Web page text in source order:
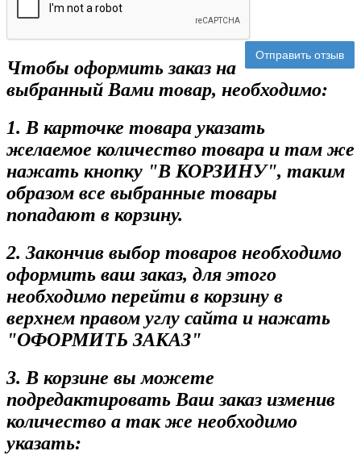
Отправить отзыв
Чтобы оформить заказ на
выбранный Вами товар, необходимо:
1. В карточке товара указать
желаемое количество товара и там же
нажать кнопку "В КОРЗИНУ", таким
образом все выбранные товары
попадают в корзину.
2. Закончив выбор товаров необходимо
оформить ваш заказ, для этого
необходимо перейти в корзину в
верхнем правом углу сайта и нажать
"ОФОРМИТЬ ЗАКАЗ"
3. В корзине вы можете
подредактировать Ваш заказ изменив
количество а так же необходимо
указать: